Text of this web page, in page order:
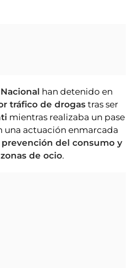
SESIÓN
han detenido en
tráfico de drogas tras ser
mientras realizaba un pase
una actuación enmarcada
prevención del consumo y
de ocio.